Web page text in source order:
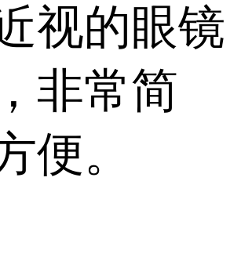
视的眼镜
非常简
便。